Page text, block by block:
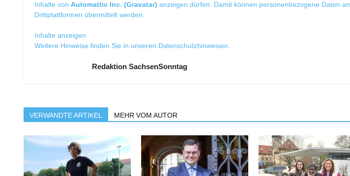
Inhalte von Automattic Inc. (Gravatar) anzeigen dürfen. Damit können personenbezogene Daten an
Drittplattformen übermittelt werden.
Inhalte anzeigen
Weitere Hinweise finden Sie in unseren Datenschutzhinweisen
Redaktion SachsenSonntag
VERWANDTE ARTIKEL MEHR VOM AUTOR